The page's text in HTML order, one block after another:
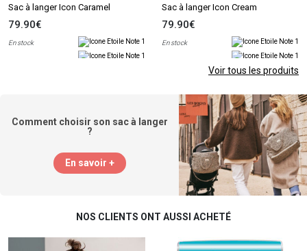
Sac à langer Icon Caramel
79.90€
En stock
Sac à langer Icon Cream
79.90€
En stock
Voir tous les produits
Comment choisir son sac à langer
?
En savoir +
NOS CLIENTS ONT AUSSI ACHETÉ